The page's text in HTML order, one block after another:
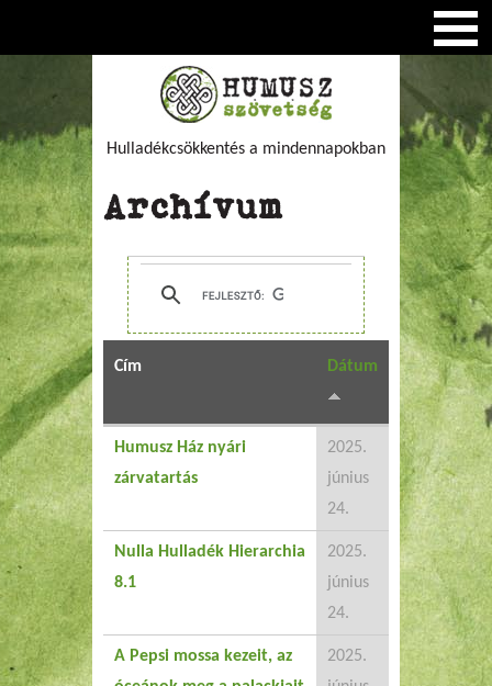
Hulladékcsökkentés a mindennapokban
Archívum
Cím Dátum
Humusz Ház nyári
zárvatartás
2025.
június
24.
Nulla Hulladék Hierarchia
8.1
2025.
június
24.
A Pepsi mossa kezeit, az
2025.